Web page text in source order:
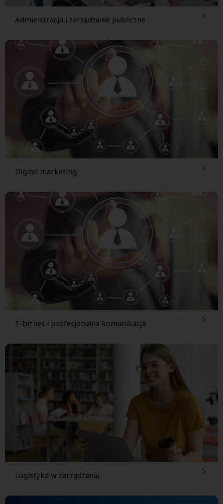
Administracja i zarządzanie publiczne
Digital marketing
E-biznes i profesjonalna komunikacja
Logistyka w zarządzaniu